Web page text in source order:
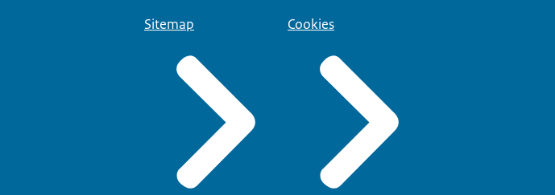
Sitemap Cookies